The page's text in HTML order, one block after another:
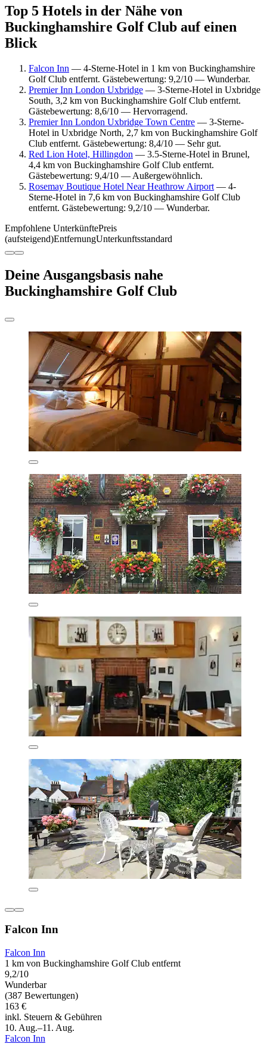
Top 5 Hotels in der Nähe von
Buckinghamshire Golf Club auf einen
Blick
Falcon Inn — 4-Sterne-Hotel in 1 km von Buckinghamshire
Golf Club entfernt. Gästebewertung: 9,2/10 — Wunderbar.
Premier Inn London Uxbridge — 3-Sterne-Hotel in Uxbridge
South, 3,2 km von Buckinghamshire Golf Club entfernt.
Gästebewertung: 8,6/10 — Hervorragend.
Premier Inn London Uxbridge Town Centre — 3-Sterne-
Hotel in Uxbridge North, 2,7 km von Buckinghamshire Golf
Club entfernt. Gästebewertung: 8,4/10 — Sehr gut.
Red Lion Hotel, Hillingdon — 3.5-Sterne-Hotel in Brunel,
4,4 km von Buckinghamshire Golf Club entfernt.
Gästebewertung: 9,4/10 — Außergewöhnlich.
Rosemay Boutique Hotel Near Heathrow Airport — 4-
Sterne-Hotel in 7,6 km von Buckinghamshire Golf Club
entfernt. Gästebewertung: 9,2/10 — Wunderbar.
Empfohlene UnterkünftePreis
(aufsteigend)EntfernungUnterkunftsstandard
Deine Ausgangsbasis nahe
Buckinghamshire Golf Club
Falcon Inn
Falcon Inn
1 km von Buckinghamshire Golf Club entfernt
9,2/10
Wunderbar
(387 Bewertungen)
163 €
inkl. Steuern & Gebühren
10. Aug.–11. Aug.
Falcon Inn